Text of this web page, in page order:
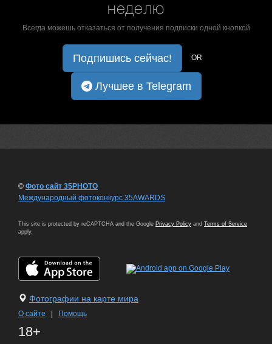
неделю
Всегда можешь отказаться от получения подписки одной кнопкой
Подпишись сейчас! OR
Лучшее в Telegram
© Фото сайт 35PHOTO
Международный фотоконкурс 35AWARDS
This site is protected by reCAPTCHA and the Google Privacy Policy and Terms of Service
apply.
Фотографии на карте мира
О сайте Помощь
18+